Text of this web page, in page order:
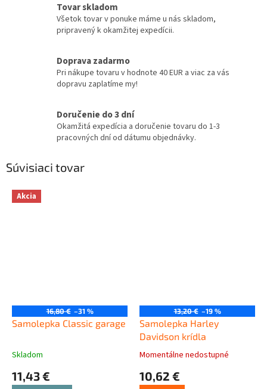
Tovar skladom
Všetok tovar v ponuke máme u nás skladom,
pripravený k okamžitej expedícii.
Doprava zadarmo
Pri nákupe tovaru v hodnote 40 EUR a viac za vás
dopravu zaplatíme my!
Doručenie do 3 dní
Okamžitá expedícia a doručenie tovaru do 1-3
pracovných dní od dátumu objednávky.
Súvisiaci tovar
Akcia
16,80 € –31 %
Samolepka Classic garage
Skladom
11,43 €
13,20 € –19 %
Samolepka Harley
Davidson krídla
Momentálne nedostupné
10,62 €